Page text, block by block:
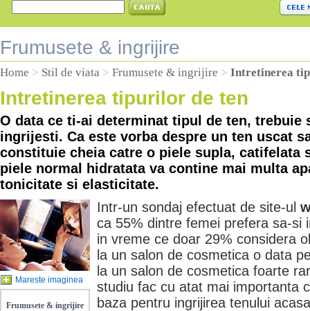
Frumusete & ingrijire
Home > Stil de viata > Frumusete & ingrijire > Intretinerea
Intretinerea tipurilor de ten
O data ce ti-ai determinat tipul de ten, trebuie
ingrijesti. Ca este vorba despre un ten uscat
constituie cheia catre o piele supla, catifelata
piele normal hidratata va contine mai multa
tonicitate si elasticitate.
Mareste imaginea
Frumusete & ingrijire
Intr-un sondaj efectuat de site-ul
ca 55% dintre femei prefera sa-si
in vreme ce doar 29% considera
la un salon de cosmetica o data
la un salon de cosmetica foarte
studiu fac cu atat mai importanta
baza pentru ingrijirea tenului